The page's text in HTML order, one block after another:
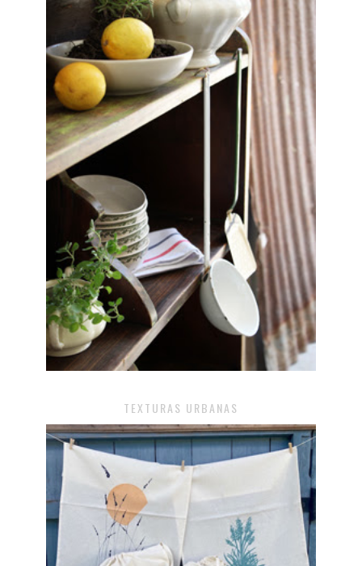
TEXTURAS URBANAS